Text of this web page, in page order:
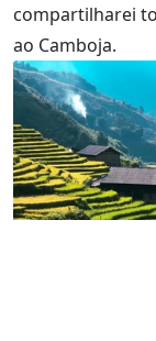
compartilharei
ao Camboja.